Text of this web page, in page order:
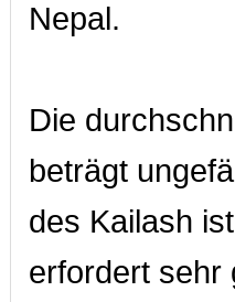
Nepal.
Die
beträgt
des Kailash
erfordert sehr